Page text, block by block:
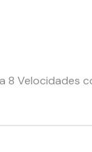
Velocidades